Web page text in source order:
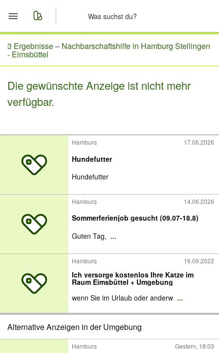
Start
Merkliste
Nachrichten
3 Ergebnisse – Nachbarschaftshilfe in Hamburg Stellingen
- Eimsbüttel
Die gewünschte Anzeige ist nicht mehr
verfügbar.
Hamburg 17.06.2026
Hundefutter
Hundefutter
Hamburg 14.06.2026
Sommerferienjob gesucht (09.07-18.8)
Guten Tag, ...
Hamburg 16.09.2022
Ich versorge kostenlos Ihre Katze im
Raum Eimsbüttel + Umgebung
wenn Sie im Urlaub oder anderw ...
Alternative Anzeigen in der Umgebung
Hamburg Gestern, 18:03